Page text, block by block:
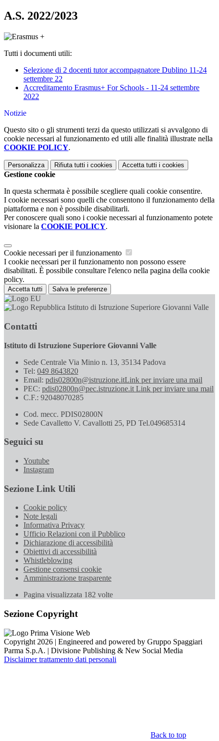
A.S. 2022/2023
Tutti i documenti utili:
Selezione di 2 docenti tutor accompagnatore Dublino 11-24
settembre 22
Accreditamento Erasmus+ For Schools - 11-24 settembre
2022
Notizie
Questo sito o gli strumenti terzi da questo utilizzati si avvalgono di
cookie necessari al funzionamento ed utili alle finalità illustrate nella
COOKIE POLICY.
Personalizza Rifiuta tutti i cookies Accetta tutti i cookies
Gestione cookie
In questa schermata è possibile scegliere quali cookie consentire.
I cookie necessari sono quelli che consentono il funzionamento della
piattaforma e non è possibile disabilitarli.
Per conoscere quali sono i cookie necessari al funzionamento potete
visionare la COOKIE POLICY.
Cookie necessari per il funzionamento
I cookie necessari per il funzionamento non possono essere
disabilitati. È possibile consultare l'elenco nella pagina della cookie
policy.
Accetta tutti Salva le preferenze
Istituto di Istruzione Superiore Giovanni Valle
Contatti
Istituto di Istruzione Superiore Giovanni Valle
Sede Centrale Via Minio n. 13, 35134 Padova
Tel: 049 8643820
Email: pdis02800n@istruzione.itLink per inviare una mail
PEC: pdis02800n@pec.istruzione.it Link per inviare una mail
C.F.: 92048070285
Cod. mecc. PDIS02800N
Sede Cavalletto V. Cavallotti 25, PD Tel.049685314
Seguici su
Youtube
Instagram
Sezione Link Utili
Cookie policy
Note legali
Informativa Privacy
Ufficio Relazioni con il Pubblico
Dichiarazione di accessibilità
Obiettivi di accessibilità
Whistleblowing
Gestione consensi cookie
Amministrazione trasparente
Pagina visualizzata 182 volte
Sezione Copyright
Copyright 2026 | Engineered and powered by Gruppo Spaggiari
Parma S.p.A. | Divisione Publishing & New Social Media
Disclaimer trattamento dati personali
Back to top